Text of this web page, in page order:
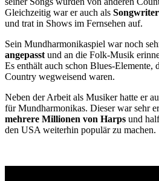
Gleichzeitig war er auch als
und trat in Shows im Fernsehen auf.
Sein Mundharmonikaspiel war noch
angepasstund an die Folk-Musik
Es enthält auch schon Blues-Elemente,
Country wegweisend waren.
Neben der Arbeit als Musiker hatte er
für Mundharmonikas. Dieser war sehr
mehrere Millionen von Harps und
den USA weiterhin populär zu machen.